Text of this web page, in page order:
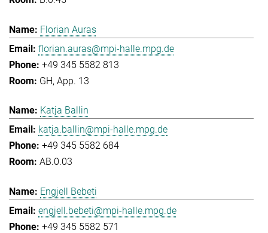
Florian Auras
florian.auras@mpi-halle.mpg.de
+49 345 5582 813
GH, App. 13
Katja Ballin
katja.ballin@mpi-halle.mpg.de
+49 345 5582 684
AB.0.03
Engjell Bebeti
engjell.bebeti@mpi-halle.mpg.de
+49 345 5582 571